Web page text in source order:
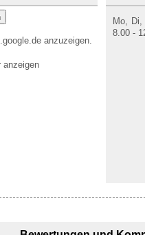
anzuzeigen.
anzeigen
Mo,
8.00 -